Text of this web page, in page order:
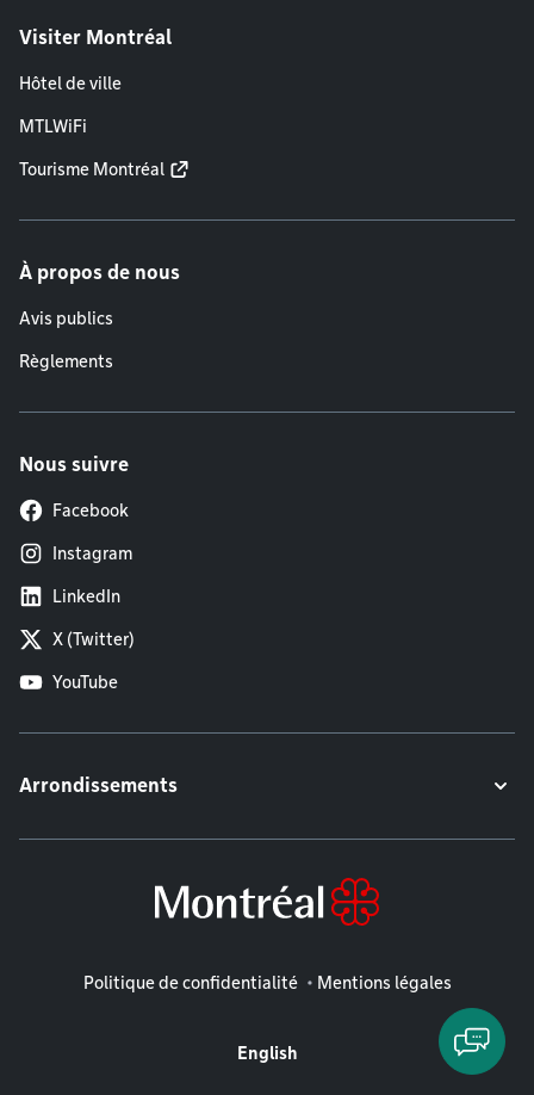
Visiter Montréal
Hôtel de ville
MTLWiFi
Tourisme Montréal
À propos de nous
Avis publics
Règlements
Nous suivre
Facebook
Instagram
LinkedIn
X (Twitter)
YouTube
Arrondissements
Mentions légales
Politique de confidentialité Mentions légales
English